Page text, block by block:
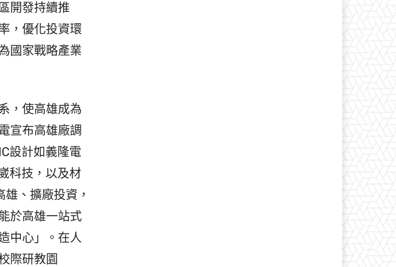
開發持續推
，優化投資環
國家戰略產業
，使高雄成為
宣布高雄廠調
設計如義隆電
科技，以及材
、擴廠投資，
於高雄一站式
中心」。在人
際研教園